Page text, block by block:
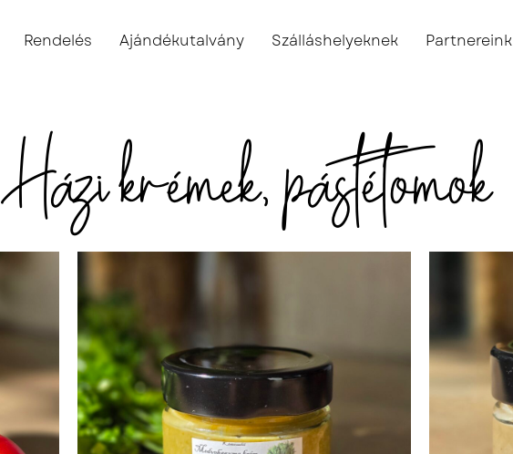
Rendelés Ajándékutalvány Szálláshelyeknek Partnereink
Házi krémek, pástétomok